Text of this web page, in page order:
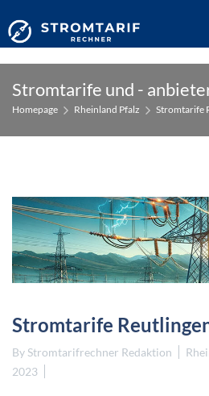
content
Stromtarife und -
Homepage Rheinland Pfalz Stromtarife
Stromtarife
By Stromtarifrechner Redaktion
2023